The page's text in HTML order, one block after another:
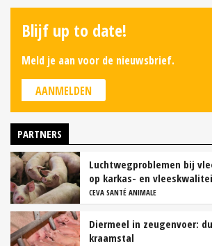
Blijf up to date!
Meld je aan voor de nieuwsbrief.
AANMELDEN
PARTNERS
Luchtwegproblemen bij
op karkas- en
CEVA SANTÉ ANIMALE
Diermeel in zeugenvoer:
kraamstal